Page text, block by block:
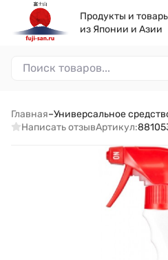
Продукты и
из Японии и Азии
Главная–Универсальное
Написать отзывАртикул: